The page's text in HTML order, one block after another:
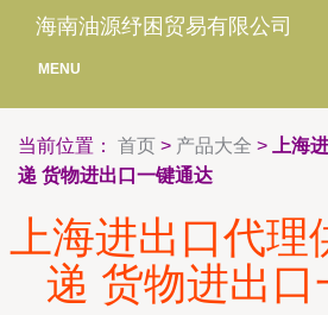
海南油源纾困贸易有限公司
MENU
当前位置： 首页 > 产品大全 >
上海
递 货物进出口一键通达
上海进出口代
递 货物进出口